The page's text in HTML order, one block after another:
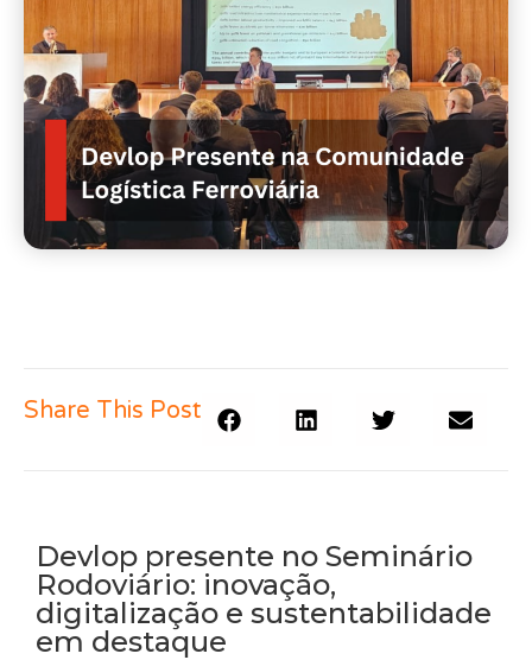
Share This Post
Devlop presente no Seminário
Rodoviário: inovação,
digitalização e sustentabilidade
em destaque